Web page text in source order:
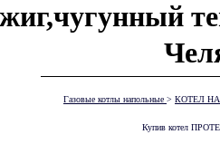
Газовые котлы напольные > КОТЕЛ
Купив котел